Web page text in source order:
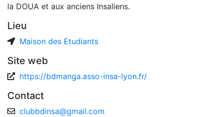
la DOUA et aux anciens Insaliens.
Lieu
Maison des Etudiants
Site web
https://bdmanga.asso-insa-lyon.fr/
Contact
clubbdinsa@gmail.com